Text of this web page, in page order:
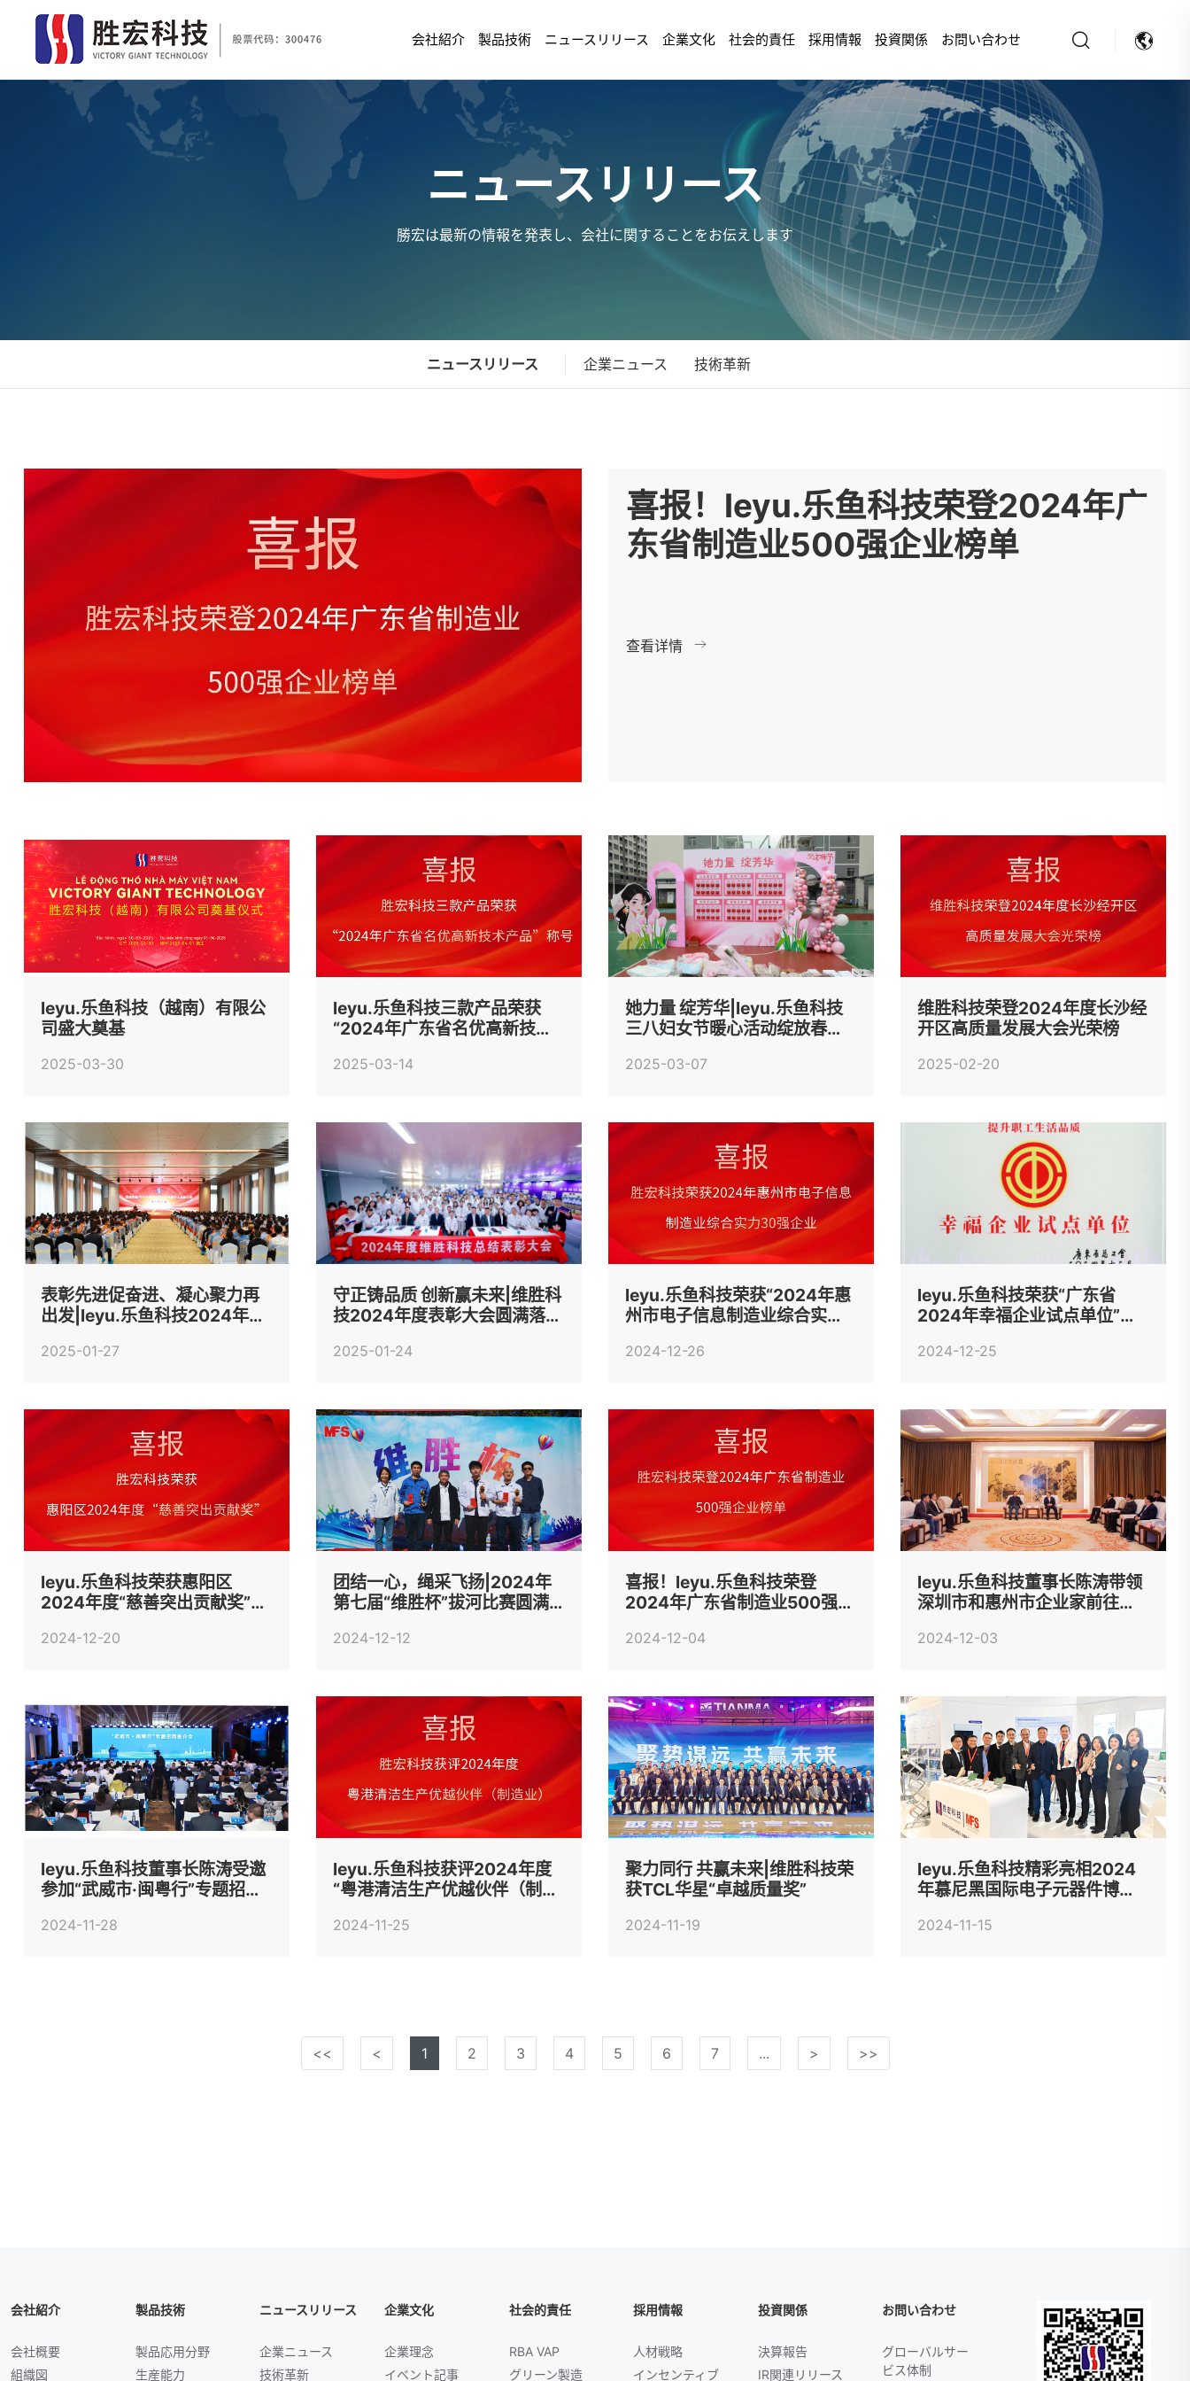
会社紹介 製品技術 ニュースリリース 企業文化 社会的責任 採用情報 投資関係 お問い合わせ
ニュースリリース
勝宏は最新の情報を発表し、会社に関することをお伝えします
ニュースリリース 企業ニュース 技術革新
喜报！leyu.乐鱼科技荣登2024年广
东省制造业500强企业榜单
查看详情
leyu.乐鱼科技（越南）有限公
司盛大奠基
2025-03-30
leyu.乐鱼科技三款产品荣获
“2024年广东省名优高新技术
2025-03-14
她力量 绽芳华|leyu.乐鱼科技
三八妇女节暖心活动绽放春日
2025-03-07
维胜科技荣登2024年度长沙经
开区高质量发展大会光荣榜
2025-02-20
表彰先进促奋进、凝心聚力再
出发|leyu.乐鱼科技2024年度
圆满举行
2025-01-27
守正铸品质 创新赢未来|维胜科
技2024年度表彰大会圆满落
2025-01-24
leyu.乐鱼科技荣获“2024年惠
州市电子信息制造业综合实力
2024-12-26
leyu.乐鱼科技荣获“广东省
2024年幸福企业试点单位”称
2024-12-25
leyu.乐鱼科技荣获惠阳区
2024年度“慈善突出贡献奖”和
2024-12-20
团结一心，绳采飞扬|2024年
第七届“维胜杯”拔河比赛圆满
2024-12-12
喜报！leyu.乐鱼科技荣登
2024年广东省制造业500强企
2024-12-04
leyu.乐鱼科技董事长陈涛带领
深圳市和惠州市企业家前往济
2024-12-03
leyu.乐鱼科技董事长陈涛受邀
参加“武威市·闽粤行”专题招商
2024-11-28
leyu.乐鱼科技获评2024年度
“粤港清洁生产优越伙伴（制造
2024-11-25
聚力同行 共赢未来|维胜科技荣
获TCL华星“卓越质量奖”
2024-11-19
leyu.乐鱼科技精彩亮相2024
年慕尼黑国际电子元器件博览
2024-11-15
<< < 1 2 3 4 5 6 7 ... > >>
会社紹介
会社概要
組織図
製品技術
製品応用分野
生産能力
ニュースリリース
企業ニュース
技術革新
企業文化
企業理念
イベント記事
社会的責任
RBA VAP
グリーン製造
採用情報
人材戦略
インセンティブ
投資関係
決算報告
IR関連リリース
お問い合わせ
グローバルサー
ビス体制